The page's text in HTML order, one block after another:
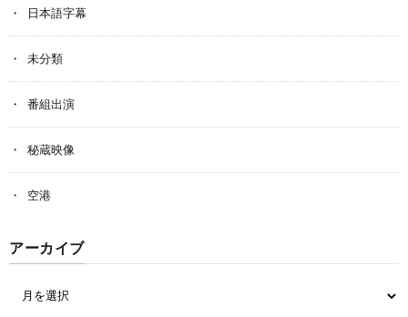
日本語字幕
未分類
番組出演
秘蔵映像
空港
アーカイブ